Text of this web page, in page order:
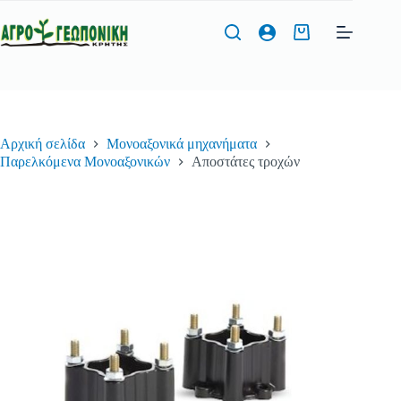
στο
περιεχόμενο
Όνομα*
Διεύθυνση Email
Καλάθι
Αρχική σελίδα
Μονοαξονικά μηχανήματα
Παρελκόμενα Μονοαξονικών
Αποστάτες τροχών